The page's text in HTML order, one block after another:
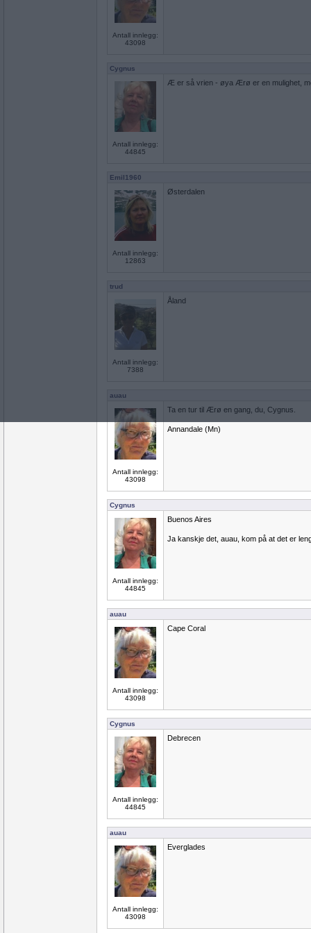
Antall innlegg:
43098
Cygnus
Antall innlegg:
44845
Æ er så vrien - øya Ærø er en mulighet,
Emil1960
Antall innlegg:
12863
Østerdalen
trud
Antall innlegg:
7388
Åland
auau
Antall innlegg:
43098
Ta en tur til Ærø en gang, du, Cygnus.
Annandale (Mn)
Cygnus
Antall innlegg:
44845
Buenos Aires
Ja kanskje det, auau, kom på at det er
auau
Antall innlegg:
43098
Cape Coral
Cygnus
Antall innlegg:
44845
Debrecen
auau
Antall innlegg:
43098
Everglades